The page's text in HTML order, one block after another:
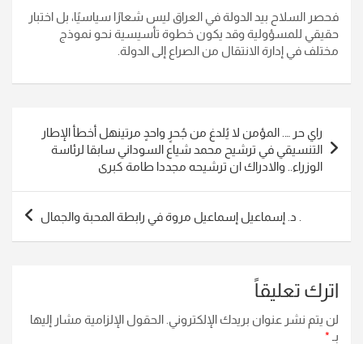
فحصر السلاح بيد الدولة في العراق ليس شعارًا سياسيًا، بل اختبار
حقيقي للمسؤولية وقد يكون خطوة تأسيسية نحو نموذج
مختلف في إدارة الانتقال من الصراع إلى الدولة.
المقالات
راي حر …. المؤمن لا يُلدغ من جُحرٍ واحدٍ مرتينهل أخطأ الإطار
التنسيقي في ترشيح محمد شياع السوداني سابقا لرئاسة
الوزراء.. والادراك ان ترشيحه مجددا طامة كبرى
. د. إسماعيل إسماعيل مروة في رابطة المحبة والجمال
اترك تعليقاً
لن يتم نشر عنوان بريدك الإلكتروني. الحقول الإلزامية مشار إليها
بـ *